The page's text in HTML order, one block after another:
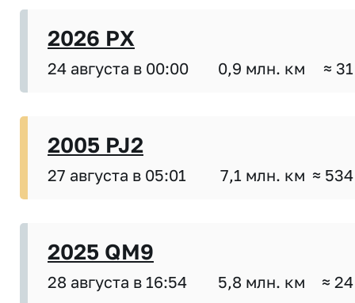
2026 PX
24 августа в 00:00 0,9 млн. км ≈
2005 PJ2
27 августа в 05:01 7,1 млн. км ≈
2025 QM9
28 августа в 16:54 5,8 млн. км ≈